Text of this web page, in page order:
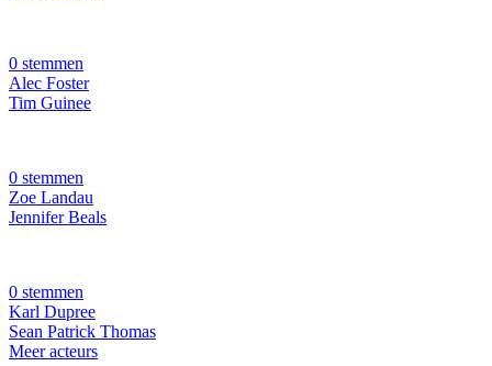
0 stemmen
Alec Foster
Tim Guinee
0 stemmen
Zoe Landau
Jennifer Beals
0 stemmen
Karl Dupree
Sean Patrick Thomas
Meer acteurs